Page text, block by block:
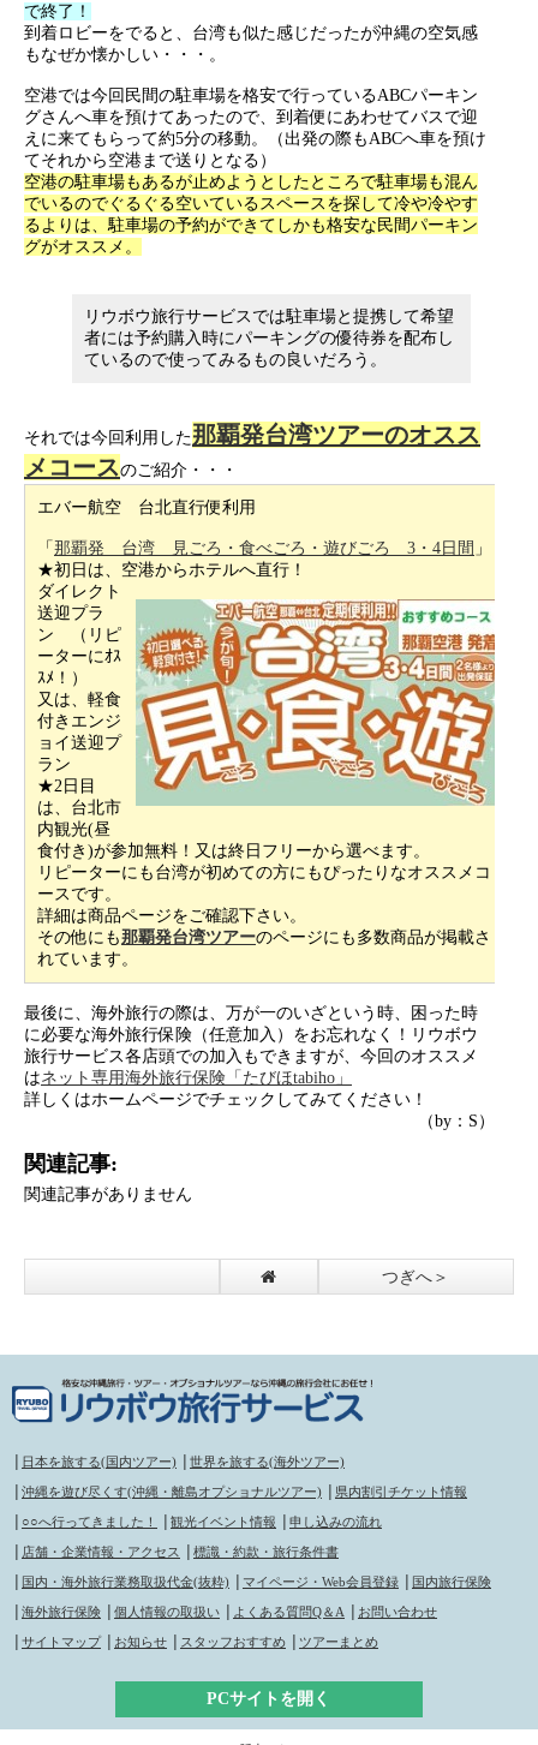
で終了！
到着ロビーをでると、台湾も似た感じだったが沖縄の空気感
もなぜか懐かしい・・・。
空港では今回民間の駐車場を格安で行っているABCパーキン
グさんへ車を預けてあったので、到着便にあわせてバスで迎
えに来てもらって約5分の移動。（出発の際もABCへ車を預け
てそれから空港まで送りとなる）
空港の駐車場もあるが止めようとしたところで駐車場も混ん
でいるのでぐるぐる空いているスペースを探して冷や冷やす
るよりは、駐車場の予約ができてしかも格安な民間パーキン
グがオススメ。
リウボウ旅行サービスでは駐車場と提携して希望
者には予約購入時にパーキングの優待券を配布し
ているので使ってみるもの良いだろう。
それでは今回利用した那覇発台湾ツアーのオスス
メコースのご紹介・・・
エバー航空 台北直行便利用
「那覇発 台湾 見ごろ・食べごろ・遊びごろ 3・4日間 」
★初日は、空港からホテルへ直行！
ダイレクト
送迎プラ
ン （リピ
ーターにｵｽ
ｽﾒ！）
又は、軽食
付きエンジ
ョイ送迎プ
ラン
★2日目
は、台北市
内観光(昼
食付き)が参加無料！又は終日フリーから選べます。
リピーターにも台湾が初めての方にもぴったりなオススメコ
ースです。
詳細は商品ページをご確認下さい。
その他にも那覇発台湾ツアーのページにも多数商品が掲載さ
れています。
最後に、海外旅行の際は、万が一のいざという時、困った時
に必要な海外旅行保険（任意加入）をお忘れなく！リウボウ
旅行サービス各店頭での加入もできますが、今回のオススメ
はネット専用海外旅行保険「たびほtabiho」
詳しくはホームページでチェックしてみてください！
（by：S）
関連記事:
関連記事がありません
つぎへ＞
日本を旅する(国内ツアー) 世界を旅する(海外ツアー)
沖縄を遊び尽くす(沖縄・離島オプショナルツアー) 県内割引チケット情報
○○へ行ってきました！ 観光イベント情報 申し込みの流れ
店舗・企業情報・アクセス 標識・約款・旅行条件書
国内・海外旅行業務取扱代金(抜粋) マイページ・Web会員登録 国内旅行保険
海外旅行保険 個人情報の取扱い よくある質問Q＆A お問い合わせ
サイトマップ お知らせ スタッフおすすめ ツアーまとめ
PCサイトを開く